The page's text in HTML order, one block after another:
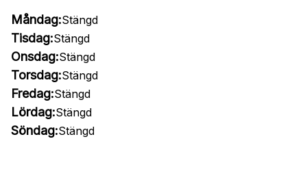
Måndag:Stängd
Tisdag:Stängd
Onsdag:Stängd
Torsdag:Stängd
Fredag:Stängd
Lördag:Stängd
Söndag:Stängd